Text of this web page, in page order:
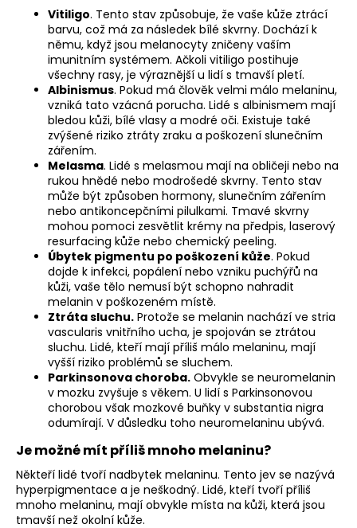
Vitiligo. Tento stav způsobuje, že vaše kůže ztrácí
barvu, což má za následek bílé skvrny. Dochází k
němu, když jsou melanocyty zničeny vaším
imunitním systémem. Ačkoli vitiligo postihuje
všechny rasy, je výraznější u lidí s tmavší pletí.
Albinismus. Pokud má člověk velmi málo melaninu,
vzniká tato vzácná porucha. Lidé s albinismem mají
bledou kůži, bílé vlasy a modré oči. Existuje také
zvýšené riziko ztráty zraku a poškození slunečním
zářením.
Melasma. Lidé s melasmou mají na obličeji nebo na
rukou hnědé nebo modrošedé skvrny. Tento stav
může být způsoben hormony, slunečním zářením
nebo antikoncepčními pilulkami. Tmavé skvrny
mohou pomoci zesvětlit krémy na předpis, laserový
resurfacing kůže nebo chemický peeling.
Úbytek pigmentu po poškození kůže. Pokud
dojde k infekci, popálení nebo vzniku puchýřů na
kůži, vaše tělo nemusí být schopno nahradit
melanin v poškozeném místě.
Ztráta sluchu. Protože se melanin nachází ve stria
vascularis vnitřního ucha, je spojován se ztrátou
sluchu. Lidé, kteří mají příliš málo melaninu, mají
vyšší riziko problémů se sluchem.
Parkinsonova choroba. Obvykle se neuromelanin
v mozku zvyšuje s věkem. U lidí s Parkinsonovou
chorobou však mozkové buňky v substantia nigra
odumírají. V důsledku toho neuromelaninu ubývá.
Je možné mít příliš mnoho melaninu?
Někteří lidé tvoří nadbytek melaninu. Tento jev se nazývá
hyperpigmentace a je neškodný. Lidé, kteří tvoří příliš
mnoho melaninu, mají obvykle místa na kůži, která jsou
tmavší než okolní kůže.